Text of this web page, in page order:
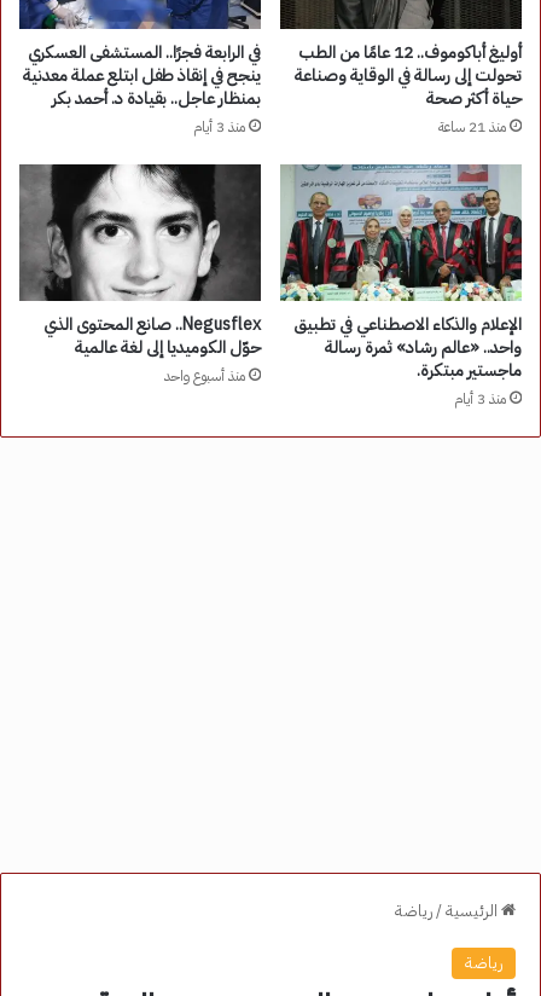
أوليغ أباكوموف.. 12 عامًا من الطب
تحولت إلى رسالة في الوقاية وصناعة
حياة أكثر صحة
منذ 21 ساعة
في الرابعة فجرًا.. المستشفى العسكري
ينجح في إنقاذ طفل ابتلع عملة معدنية
بمنظار عاجل.. بقيادة د. أحمد بكر
منذ 3 أيام
الإعلام والذكاء الاصطناعي في تطبيق
واحد.. «عالم رشاد» ثمرة رسالة
ماجستير مبتكرة.
منذ 3 أيام
Negusflex.. صانع المحتوى الذي
حوّل الكوميديا إلى لغة عالمية
منذ أسبوع واحد